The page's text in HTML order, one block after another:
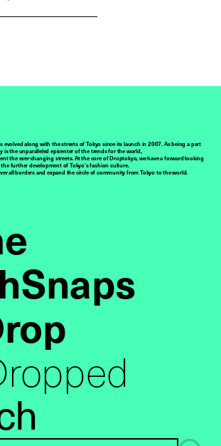
evolved along with the streets of Tokyo since its launch in 2007. As being a part
is the unparalleled epicenter of the trends for the world,
the ever-changing streets. At the core of Droptokyo, we have a forward-looking
further development of Tokyo’s fashion culture.
all borders and expand the circle of community from Tokyo to the world.